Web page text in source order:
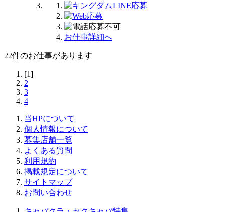
お仕事詳細へ
22件のお仕事があります
[1]
2
3
4
当HPについて
個人情報について
募集店舗一覧
よくある質問
利用規約
掲載規定について
サイトマップ
お問い合わせ